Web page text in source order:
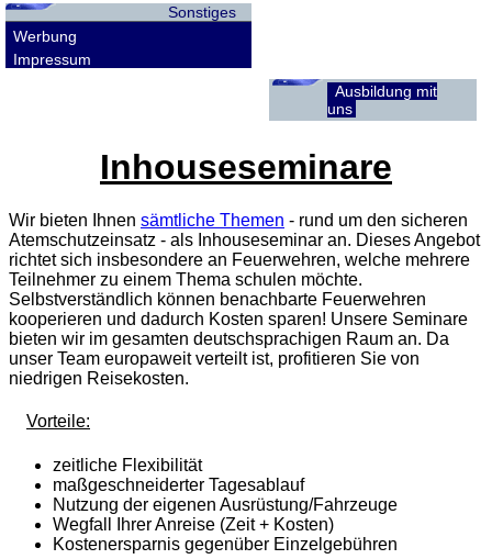
Sonstiges
Werbung
Impressum
Ausbildung mit
uns
Inhouseseminare
Wir bieten Ihnen sämtliche Themen - rund um den sicheren
Atemschutzeinsatz - als Inhouseseminar an. Dieses Angebot
richtet sich insbesondere an Feuerwehren, welche mehrere
Teilnehmer zu einem Thema schulen möchte.
Selbstverständlich können benachbarte Feuerwehren
kooperieren und dadurch Kosten sparen! Unsere Seminare
bieten wir im gesamten deutschsprachigen Raum an. Da
unser Team europaweit verteilt ist, profitieren Sie von
niedrigen Reisekosten.
Vorteile:
zeitliche Flexibilität
maßgeschneiderter Tagesablauf
Nutzung der eigenen Ausrüstung/Fahrzeuge
Wegfall Ihrer Anreise (Zeit + Kosten)
Kostenersparnis gegenüber Einzelgebühren